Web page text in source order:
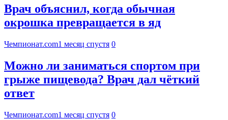
Врач объяснил, когда обычная
окрошка превращается в яд
Чемпионат.com1 месяц спустя 0
Можно ли заниматься спортом при
грыже пищевода? Врач дал чёткий
ответ
Чемпионат.com1 месяц спустя 0